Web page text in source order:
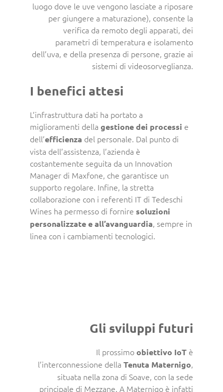
luogo dove le uve vengono lasciate a riposare
per giungere a maturazione), consente la
verifica da remoto degli apparati, dei
parametri di temperatura e isolamento
dell’uva, e della presenza di persone, grazie ai
sistemi di videosorveglianza.
I benefici attesi
L’infrastruttura dati ha portato a
miglioramenti dellagestione dei processi e
dell’efficienza del personale. Dal punto di
vista dell’assistenza, l’azienda è
costantemente seguita da un Innovation
Manager di Maxfone, che garantisce un
supporto regolare. Infine, la stretta
collaborazione con i referenti IT di Tedeschi
Wines ha permesso di forniresoluzioni
personalizzate e all’avanguardia, sempre in
linea con i cambiamenti tecnologici.
Gli sviluppi futuri
Il prossimoobiettivo IoTè
l’interconnessione della Tenuta Maternigo,
situata nella zona di Soave, con la sede
principale di Mezzane. A Maternigo è infatti